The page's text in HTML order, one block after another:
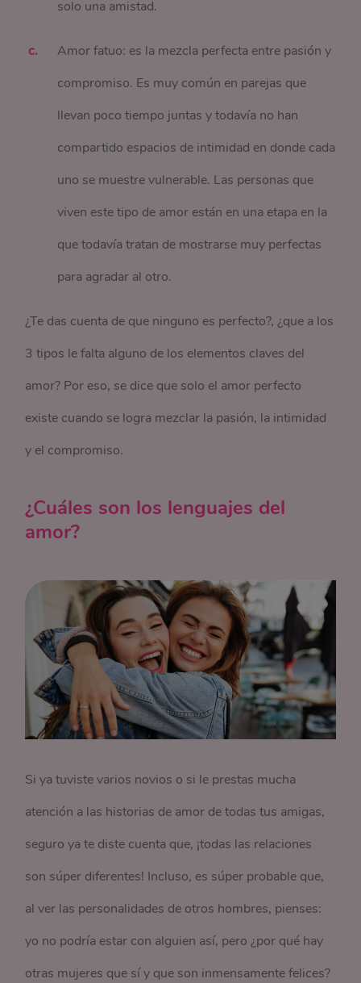
solo una amistad.
Amor fatuo: es la mezcla perfecta entre pasión y
compromiso. Es muy común en parejas que
llevan poco tiempo juntas y todavía no han
compartido espacios de intimidad en donde cada
uno se muestre vulnerable. Las personas que
viven este tipo de amor están en una etapa en la
que todavía tratan de mostrarse muy perfectas
para agradar al otro.
¿Te das cuenta de que ninguno es perfecto?, ¿que a los
3 tipos le falta alguno de los elementos claves del
amor? Por eso, se dice que solo el amor perfecto
existe cuando se logra mezclar la pasión, la intimidad
y el compromiso.
¿Cuáles son los lenguajes del
amor?
Si ya tuviste varios novios o si le prestas mucha
atención a las historias de amor de todas tus amigas,
seguro ya te diste cuenta que, ¡todas las relaciones
son súper diferentes! Incluso, es súper probable que,
al ver las personalidades de otros hombres, pienses:
yo no podría estar con alguien así, pero ¿por qué hay
otras mujeres que sí y que son inmensamente felices?